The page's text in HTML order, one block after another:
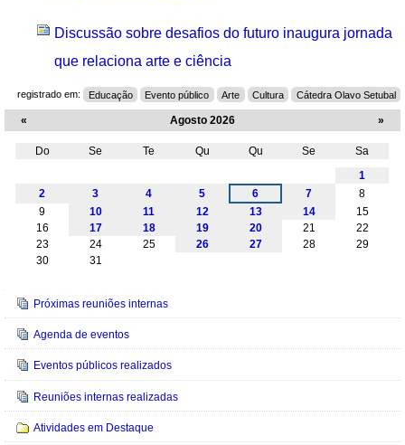
Discussão sobre desafios do futuro inaugura jornada
que relaciona arte e ciência
registrado em: Educação Evento público Arte Cultura Cátedra Olavo Setubal
« Agosto 2026 »
Do Se Te Qu Qu Se
Sa
1
2
3 4 5 6 7
8
9
10 11 12 13 14
15
16
17 18 19 20 21
22
23
24 25 26 27 28
29
30
31
Navegação
Próximas reuniões internas
Agenda de eventos
Eventos públicos realizados
Reuniões internas realizadas
Atividades em Destaque